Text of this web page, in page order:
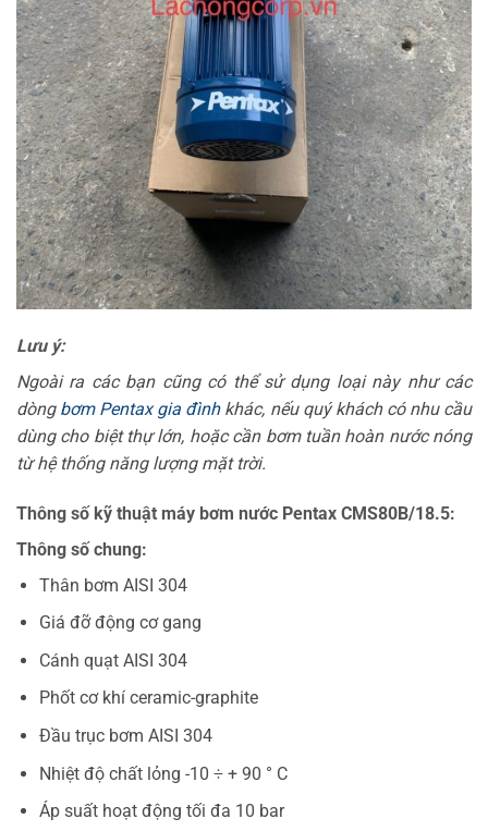
Lưu ý:
Ngoài ra các bạn cũng có thể sử dụng loại này như các
dòng bơm Pentax gia đìnhkhác, nếu quý khách có nhu cầu
dùng cho biệt thự lớn, hoặc cần bơm tuần hoàn nước nóng
từ hệ thống năng lượng mặt trời.
Thông số kỹ thuật máy bơm nước Pentax CMS80B/18.5:
Thông số chung:
Thân bơm AISI 304
Giá đỡ động cơ gang
Cánh quạt AISI 304
Phốt cơ khí ceramic-graphite
Đầu trục bơm AISI 304
Nhiệt độ chất lỏng -10 ÷ + 90 ° C
Áp suất hoạt động tối đa 10 bar